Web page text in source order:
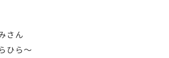
さん
ひら〜